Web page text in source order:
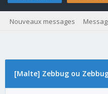
Nouveaux messages
[Malte] Zebbug ou